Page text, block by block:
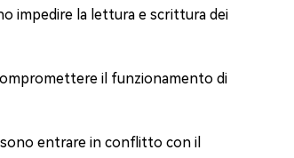
impedire la lettura e scrittura dei
il funzionamento di
entrare in conflitto con il